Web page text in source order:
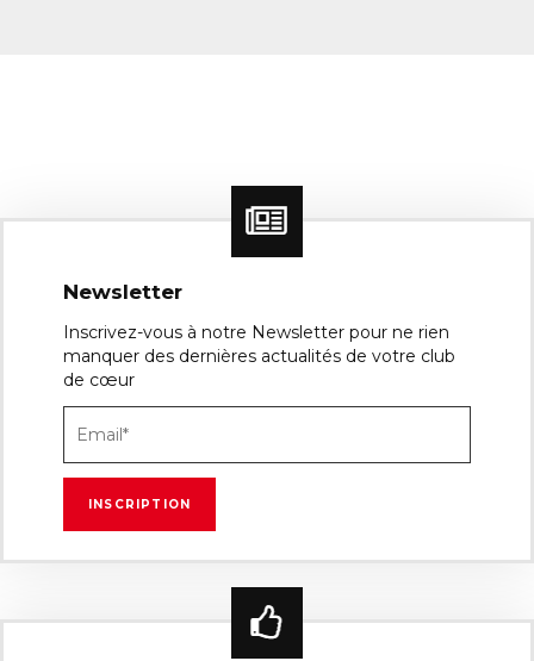
Newsletter
Inscrivez-vous à notre Newsletter pour ne rien
manquer des dernières actualités de votre club
de cœur